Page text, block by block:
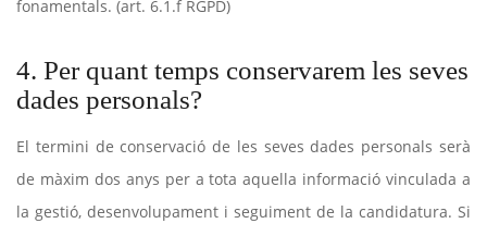
fonamentals. (art. 6.1.f RGPD)
4. Per quant temps conservarem les seves
dades personals?
El termini de conservació de les seves dades personals serà
de màxim dos anys per a tota aquella informació vinculada a
la gestió, desenvolupament i seguiment de la candidatura. Si